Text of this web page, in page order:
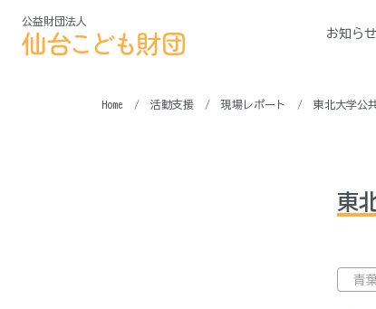
公益財団法人
お知らせ
活動支援 現場レポート 東北大学公
東
青